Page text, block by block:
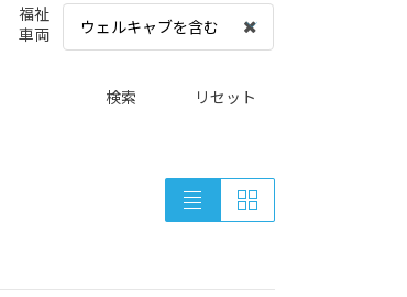
福祉
車両
ウェルキャブを含む
検索 リセット